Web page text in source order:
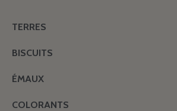
TERRES
BISCUITS
ÉMAUX
COLORANTS